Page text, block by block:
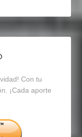
Con tu
¡Cada aporte